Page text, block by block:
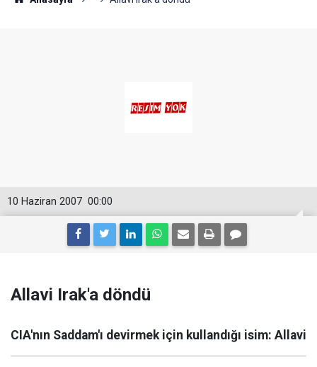
00:00
10 Haziran 2007
Allavi Irak'a döndü
CIA'nın Saddam'ı devirmek için kullandığı isim: Allavi